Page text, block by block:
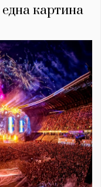
една картина